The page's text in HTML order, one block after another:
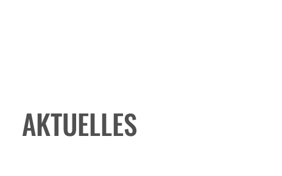
AKTUELLES